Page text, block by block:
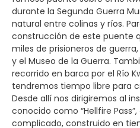
durante la Segunda Guerra
natural entre colinas y ríos.
construcción de este puente
miles de prisioneros de
y el Museo de la Guerra.
recorrido en barca por el Río
tendremos tiempo libre para
Desde allí nos dirigiremos al
conocido como “Hellfire
complicado, construido en